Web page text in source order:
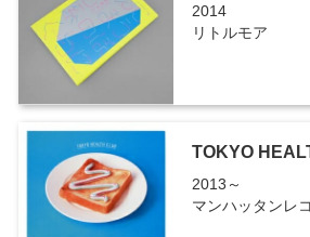
2014
リトルモア
TOKYO
2013～
マンハッタンレ